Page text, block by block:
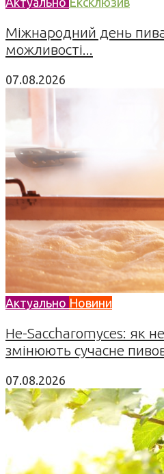
Міжнародний день
можливості...
07.08.2026
Актуально Новини
Не-Saccharomyces: як
змінюють сучасне
07.08.2026